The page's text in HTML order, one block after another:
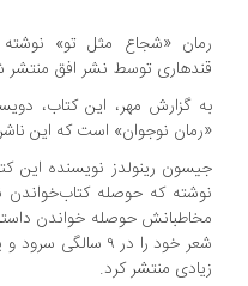
رمان «شجاع مثل تو»
قندهاری توسط نشر افق منتشر
به گزارش مهر، این کتاب،
«رمان نوجوان» است که این
جیسون رینولدز نویسنده این
نوشته که حوصله کتاب‌خواندن
مخاطبانش حوصله خواندن
شعر خود را در ۹
زیادی منتشر کرد.